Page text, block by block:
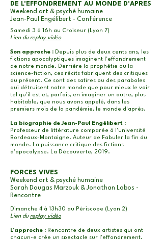
DE L'EFFONDREMENT AU MONDE D'APRES
Weekend art & psyché humaine
Jean-Paul Engélibert - Conférence
Samedi 3 à 16h au Croiseur (Lyon 7)
Lien dureplay vidéo
Son approche : Depuis plus de deux cents ans, les
fictions apocalyptiques imaginent l'effondrement
de notre monde. Derrière la prophétie ou la
science-fiction, ces récits fabriquent des critiques
du présent. Ce sont des satires ou des paraboles
qui détruisent notre monde que pour mieux le voir
tel qu'il est et, parfois, en imaginer un autre, plus
habitable, que nous avons appelé, dans les
premiers mois de la pandémie, le monde d'après.
La biographie de Jean-Paul Engélibert :
Professeur de littérature comparée à l'université
Bordeaux-Montaigne. Auteur de Fabuler la fin du
monde. La puissance critique des fictions
d'apocalypse. La Découverte, 2019.
FORCES VIVES
Weekend art & psyché humaine
Sarah Daugas Marzouk & Jonathan Lobos -
Rencontre
Dimanche 4 à 13h30 au Périscope (Lyon 2)
Lien dureplay vidéo
L'approche : Rencontre de deux artistes qui ont
chacun-e crée un spectacle sur l'effondrement.